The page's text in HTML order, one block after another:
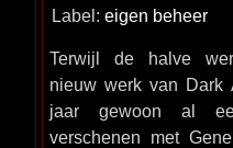
Label: eigen beheer
Terwijl de halve
nieuw werk van Dark
jaar gewoon al
verschenen met